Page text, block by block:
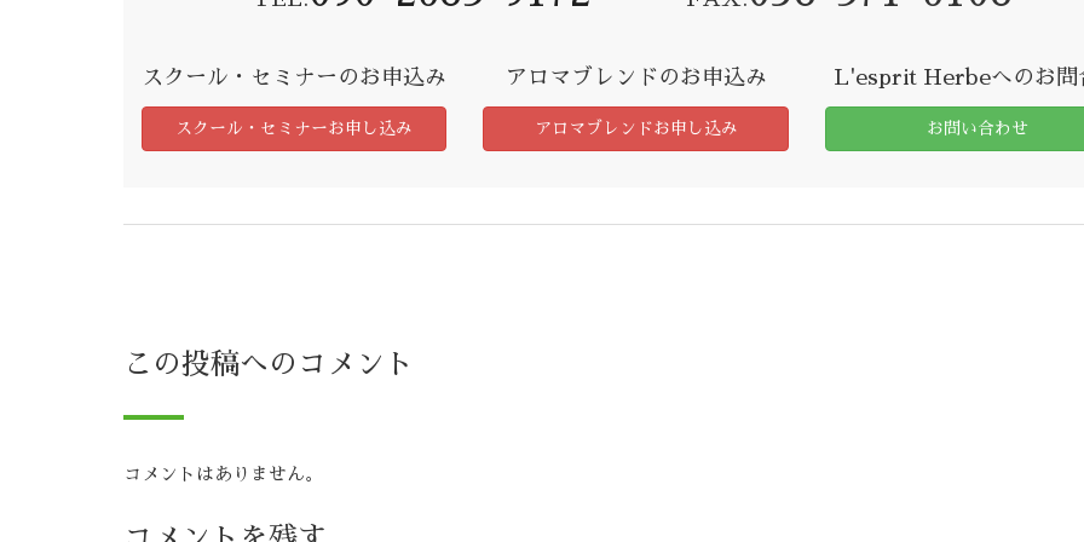
スクール・セミナーのお申込み
スクール・セミナーお申し込み
アロマブレンドのお申込み
アロマブレンドお申し込み
L'esprit Herbeへのお問
お問い合わせ
この投稿へのコメント
コメントはありません。